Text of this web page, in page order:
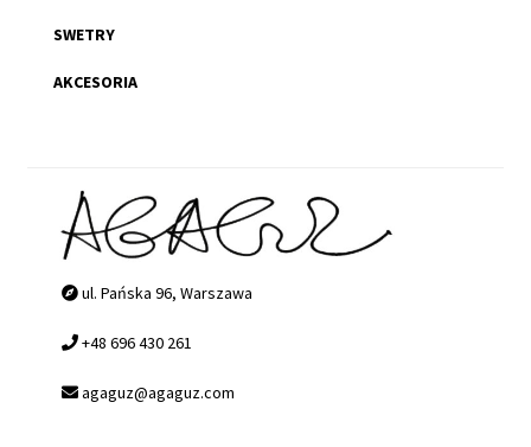
SWETRY
AKCESORIA
ul. Pańska 96, Warszawa
+48 696 430 261
agaguz@agaguz.com